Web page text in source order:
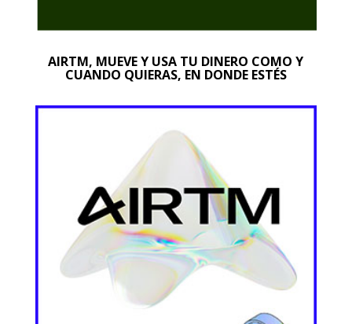
AIRTM, MUEVE Y USA TU DINERO COMO Y
CUANDO QUIERAS, EN DONDE ESTÉS